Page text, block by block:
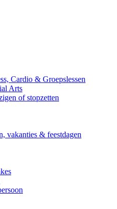
Cardio & Groepslessen
Arts
of stopzetten
vakanties & feestdagen